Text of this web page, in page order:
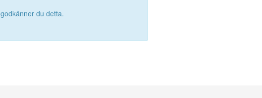
godkänner du detta.